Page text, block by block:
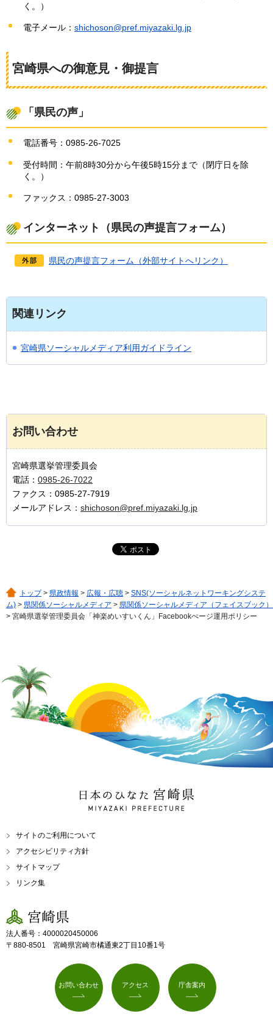
く。）
電子メール： shichoson@pref.miyazaki.lg.jp
宮崎県への御意見・御提言
「県民の声」
電話番号：0985-26-7025
受付時間：午前8時30分から午後5時15分まで（閉庁日を除
く。）
ファックス：0985-27-3003
インターネット（県民の声提言フォーム）
県民の声提言フォーム（外部サイトへリンク）
関連リンク
宮崎県ソーシャルメディア利用ガイドライン
お問い合わせ
宮崎県選挙管理委員会
電話： 0985-26-7022
ファクス：0985-27-7919
メールアドレス： shichoson@pref.miyazaki.lg.jp
トップ> 県政情報 > 広報・広聴 > SNS(ソーシャルネットワーキングシステ
ム) > 県関係ソーシャルメディア > 県関係ソーシャルメディア（フェイスブック）
> 宮崎県選挙管理委員会「神楽めいすいくん」Facebookぺージ運用ポリシー
日本のひなた 宮崎県
MIYAZAKI PREFECTURE
サイトのご利用について
アクセシビリティ方針
サイトマップ
リンク集
宮崎県
法人番号：4000020450006
〒880-8501 宮崎県宮崎市橘通東2丁目10番1号
お問い合わせ アクセス 庁舎案内